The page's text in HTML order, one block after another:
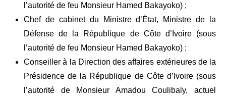
l’autorité de feu Monsieur Hamed Bakayoko) ;
Chef de cabinet du Ministre d’État, Ministre de la
Défense de la République de Côte d’Ivoire (sous
l’autorité de feu Monsieur Hamed Bakayoko) ;
Conseiller à la Direction des affaires extérieures de la
Présidence de la République de Côte d’Ivoire (sous
l’autorité de Monsieur Amadou Coulibaly, actuel